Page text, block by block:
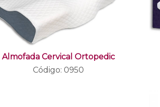
Almofada Cervical Ortopedic
Código: 0950